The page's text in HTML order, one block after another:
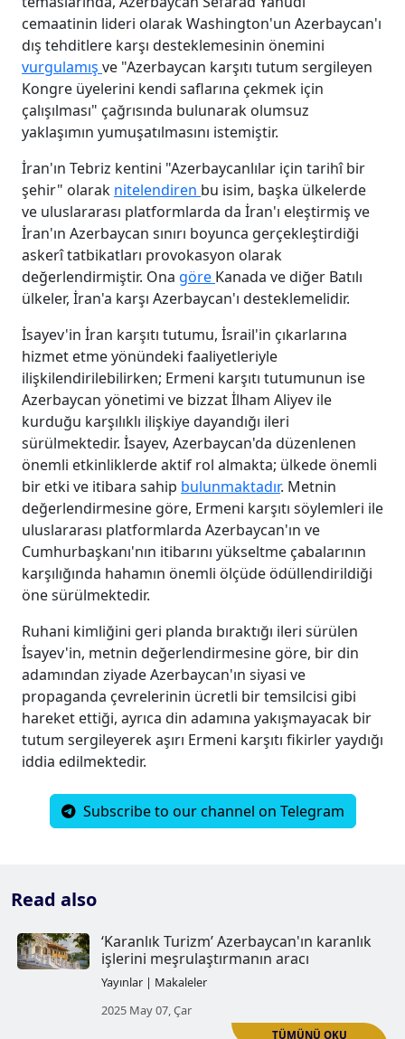
Read also
cemaatinin lideri olarak Washington'un Azerbaycan'ı
dış tehditlere karşı desteklemesinin önemini
vurgulamış ve "Azerbaycan karşıtı tutum sergileyen
Kongre üyelerini kendi saflarına çekmek için
çalışılması" çağrısında bulunarak olumsuz
yaklaşımın yumuşatılmasını istemiştir.
İran'ın Tebriz kentini "Azerbaycanlılar için tarihî bir
şehir" olarak nitelendiren bu isim, başka ülkelerde
ve uluslararası platformlarda da İran'ı eleştirmiş ve
İran'ın Azerbaycan sınırı boyunca gerçekleştirdiği
askerî tatbikatları provokasyon olarak
değerlendirmiştir. Ona göre Kanada ve diğer Batılı
ülkeler, İran'a karşı Azerbaycan'ı desteklemelidir.
İsayev'in İran karşıtı tutumu, İsrail'in çıkarlarına
hizmet etme yönündeki faaliyetleriyle
ilişkilendirilebilirken; Ermeni karşıtı tutumunun ise
Azerbaycan yönetimi ve bizzat İlham Aliyev ile
kurduğu karşılıklı ilişkiye dayandığı ileri
sürülmektedir. İsayev, Azerbaycan'da düzenlenen
önemli etkinliklerde aktif rol almakta; ülkede önemli
bir etki ve itibara sahip bulunmaktadır. Metnin
değerlendirmesine göre, Ermeni karşıtı söylemleri ile
uluslararası platformlarda Azerbaycan'ın ve
Cumhurbaşkanı'nın itibarını yükseltme çabalarının
karşılığında hahamın önemli ölçüde ödüllendirildiği
öne sürülmektedir.
Ruhani kimliğini geri planda bıraktığı ileri sürülen
İsayev'in, metnin değerlendirmesine göre, bir din
adamından ziyade Azerbaycan'ın siyasi ve
propaganda çevrelerinin ücretli bir temsilcisi gibi
hareket ettiği, ayrıca din adamına yakışmayacak bir
tutum sergileyerek aşırı Ermeni karşıtı fikirler yaydığı
iddia edilmektedir.
Subscribe to our channel on Telegram